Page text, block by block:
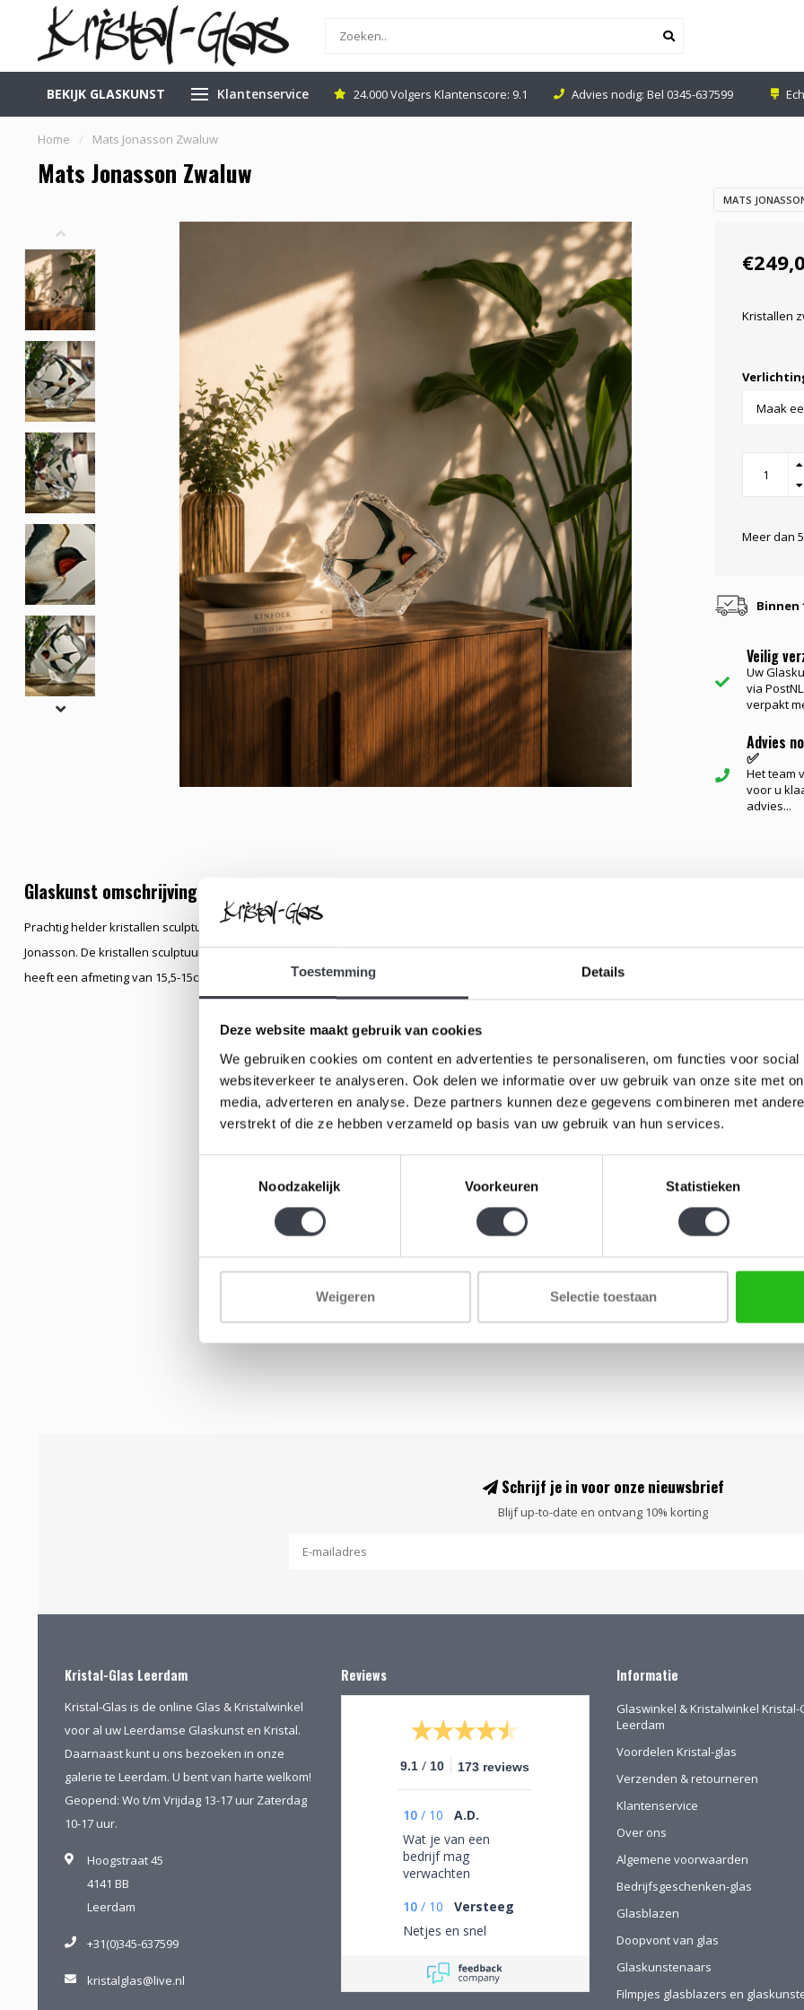
Toestemming Details
Deze website maakt gebruik van cookies
We gebruiken cookies om content en advertenties te personaliseren, om functies voor social
websiteverkeer te analyseren. Ook delen we informatie over uw gebruik van onze site met
media, adverteren en analyse. Deze partners kunnen deze gegevens combineren met
verstrekt of die ze hebben verzameld op basis van uw gebruik van hun services.
Noodzakelijk
Voorkeuren Statistieken
Weigeren Selectie toestaan
BEKIJK GLASKUNST Klantenservice
in Leerdam Gratis Veilig Verzenden 24.000 Volgers Klantenscore: 9.1 Advies nodig: Bel 0345-637599
Home / Mats Jonasson Zwaluw
Mats Jonasson Zwaluw
MATS
Kristallen
Meer dan
Binnen
Veilig
Uw
via
verpakt
Advies
✅
Het team
voor u
advies...
Glaskunst omschrijving
Prachtig helder kristallen sculptuur van een zwaluw naar ontwerp van de beroemde Zweedse glaskunstenaar Mats
Jonasson. De kristallen sculptuur is handgemaakt waarin de afbeelding van een prachtige zwaluw te zien is. De sculptuur
heeft een afmeting van 15,5-15cm.
Kristallen
ontwerp
Schrijf je in voor onze nieuwsbrief
Blijf up-to-date en ontvang 10% korting
Kristal-Glas Leerdam
Kristal-Glas is de online Glas & Kristalwinkel
voor al uw Leerdamse Glaskunst en Kristal.
Daarnaast kunt u ons bezoeken in onze
galerie te Leerdam. U bent van harte welkom!
Geopend: Wo t/m Vrijdag 13-17 uur Zaterdag
10-17 uur.
Hoogstraat 45
4141 BB
Leerdam
+31(0)345-637599
kristalglas@live.nl
Reviews
9.1 / 10 173 reviews
10 / 10
A.D.
Wat je van een
bedrijf mag
verwachten
10 / 10
Versteeg
Netjes en snel
Informatie
Glaswinkel & Kristalwinkel Kristal-
Leerdam
Voordelen Kristal-glas
Verzenden & retourneren
Klantenservice
Over ons
Algemene voorwaarden
Bedrijfsgeschenken-glas
Glasblazen
Doopvont van glas
Glaskunstenaars
Filmpjes glasblazers en